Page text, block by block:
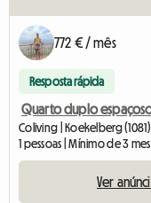
772 € / mês
Resposta rápida
Coliving | Koekelberg (1081)
1 pessoas | Mínimo de 3
Ver